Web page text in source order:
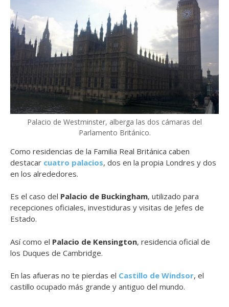
Palacio de Westminster, alberga las dos cámaras del
Parlamento Británico.
Como residencias de la Familia Real Británica caben
destacar cuatro palacios, dos en la propia Londres y dos
en los alrededores.
Es el caso del Palacio de Buckingham, utilizado para
recepciones oficiales, investiduras y visitas de Jefes de
Estado.
Así como el Palacio de Kensington, residencia oficial de
los Duques de Cambridge.
En las afueras no te pierdas el Castillo de Windsor, el
castillo ocupado más grande y antiguo del mundo.